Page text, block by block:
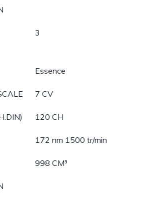
3
Essence
7 CV
120 CH
172 nm 1500 tr/min
998 CM³